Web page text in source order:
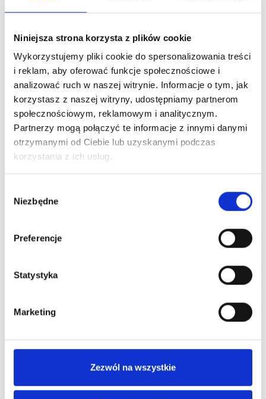
Niniejsza strona korzysta z plików cookie
Wykorzystujemy pliki cookie do spersonalizowania treści
i reklam, aby oferować funkcje społecznościowe i
analizować ruch w naszej witrynie. Informacje o tym, jak
korzystasz z naszej witryny, udostępniamy partnerom
społecznościowym, reklamowym i analitycznym.
Partnerzy mogą połączyć te informacje z innymi danymi
otrzymanymi od Ciebie lub uzyskanymi podczas
korzystania z ich usług.
zgody
Niezbędne
Preferencje
Statystyka
Marketing
Zezwól na wszystkie
pacjenta. O formularz zapytaj w rejestracji.
Nasi pracownicy proszą o jej wypełnienie, ponieważ dzięki
Waszym opiniom dowiadujemy się co robimy dobrze, a które
obszary wymagają naszej zwiększonej uwagi lub zmiany.
Wysoko cenimy każdą ocenę naszej pracy i jesteśmy
zdeterminowani, aby stale poprawiać jakość oferowanych
usług.
Ankietę satysfakcji online
formularz online. Link poniżej.
PRZYCHODNIE – WYPEŁNIJ ANKIETĘ
właściwie leczeni i obsługiwani.
Jednak może się zdarzyć, że nie wszystko ułoży się zgodnie